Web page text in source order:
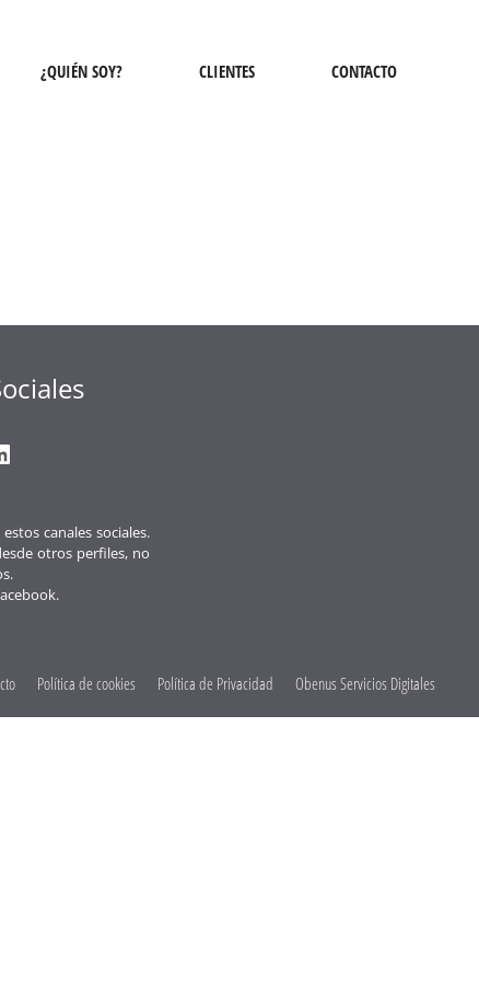
¿QUIÉN SOY? CLIENTES CONTACTO
canales sociales.
otros perfiles, no
Política de cookies Política de Privacidad Obenus Servicios Digitales